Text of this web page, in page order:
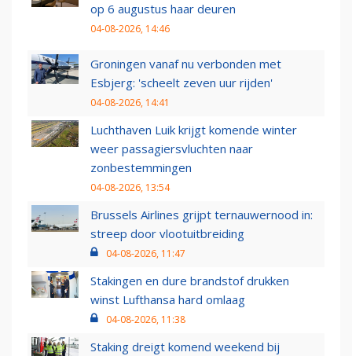
op 6 augustus haar deuren
04-08-2026, 14:46
Groningen vanaf nu verbonden met
Esbjerg: 'scheelt zeven uur rijden'
04-08-2026, 14:41
Luchthaven Luik krijgt komende winter
weer passagiersvluchten naar
zonbestemmingen
04-08-2026, 13:54
Brussels Airlines grijpt ternauwernood in:
streep door vlootuitbreiding
04-08-2026, 11:47
Stakingen en dure brandstof drukken
winst Lufthansa hard omlaag
04-08-2026, 11:38
Staking dreigt komend weekend bij